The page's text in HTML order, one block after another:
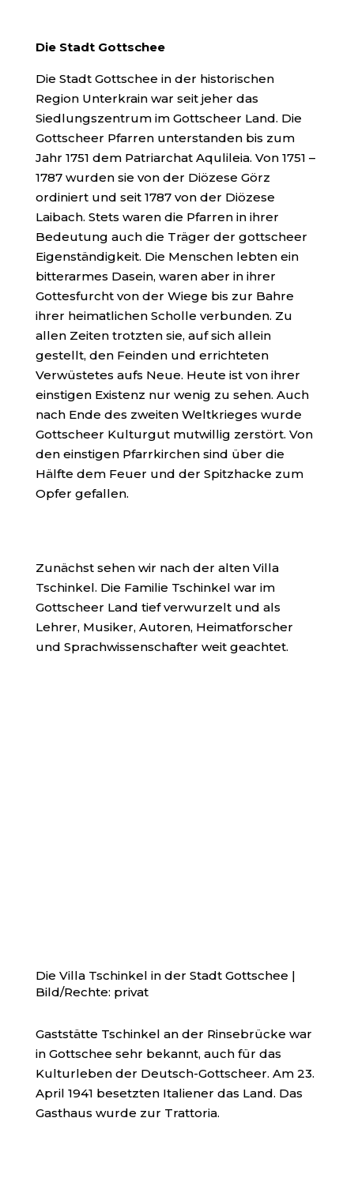
Die Stadt Gottschee
Die Stadt Gottschee in der historischen
Region Unterkrain war seit jeher das
Siedlungszentrum im Gottscheer Land. Die
Gottscheer Pfarren unterstanden bis zum
Jahr 1751 dem Patriarchat Aqulileia. Von 1751 –
1787 wurden sie von der Diözese Görz
ordiniert und seit 1787 von der Diözese
Laibach. Stets waren die Pfarren in ihrer
Bedeutung auch die Träger der gottscheer
Eigenständigkeit. Die Menschen lebten ein
bitterarmes Dasein, waren aber in ihrer
Gottesfurcht von der Wiege bis zur Bahre
ihrer heimatlichen Scholle verbunden. Zu
allen Zeiten trotzten sie, auf sich allein
gestellt, den Feinden und errichteten
Verwüstetes aufs Neue. Heute ist von ihrer
einstigen Existenz nur wenig zu sehen. Auch
nach Ende des zweiten Weltkrieges wurde
Gottscheer Kulturgut mutwillig zerstört. Von
den einstigen Pfarrkirchen sind über die
Hälfte dem Feuer und der Spitzhacke zum
Opfer gefallen.
Zunächst sehen wir nach der alten Villa
Tschinkel. Die Familie Tschinkel war im
Gottscheer Land tief verwurzelt und als
Lehrer, Musiker, Autoren, Heimatforscher
und Sprachwissenschafter weit geachtet.
Die Villa Tschinkel in der Stadt Gottschee |
Bild/Rechte: privat
Gaststätte Tschinkel an der Rinsebrücke war
in Gottschee sehr bekannt, auch für das
Kulturleben der Deutsch-Gottscheer. Am 23.
April 1941 besetzten Italiener das Land. Das
Gasthaus wurde zur Trattoria.